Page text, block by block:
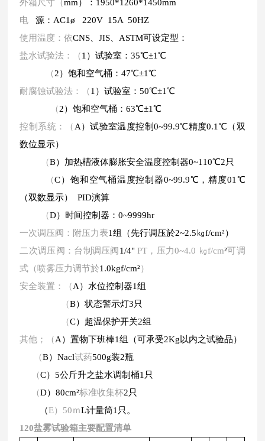
外箱尺寸（mm）：1950*1260*1450mm
电 源：AC1ø 220V 15A 50HZ
使用温度：依CNS、JIS、ASTM可设定型：
盐水试验法：（1）试验室：35℃±1℃
（2）饱和空气桶：47℃±1℃
耐腐蚀试验法：（1）试验室：50℃±1℃
（2）饱和空气桶：63℃±1℃
控制系统：（ A）试验室温度控制0~99.9℃精度0.1℃（双
数位显示）
（B）加热槽液体膨胀安全温度控制器0~110℃2只
（C）饱和空气桶温度控制器0~99.9℃，精度01℃
（双数显示） PID演算
（D）时间控制器：0~9999hr
一次调压阀：附压力表1组（先行调压於2~2.5㎏f/cm²）
二次调压阀：台制调压阀 1/4" PT，压力0~4.0 ㎏f/cm²可调
式（喷雾压力调节於1.0kgf/cm²）
安全装置：（A）水位控制器1组
（B）状态警示灯3只
（C）超温保护开关2组
其他；（A）置物下班棒1组（可承受2Kg以内之试验品）
（B）Nacl试药500g装2瓶
（C）5公斤升之盐水调制桶1只
（D）80cm²标准收集杯2只
（E） 50ｍL计量筒1只。
120盐雾试验箱主要配置清单